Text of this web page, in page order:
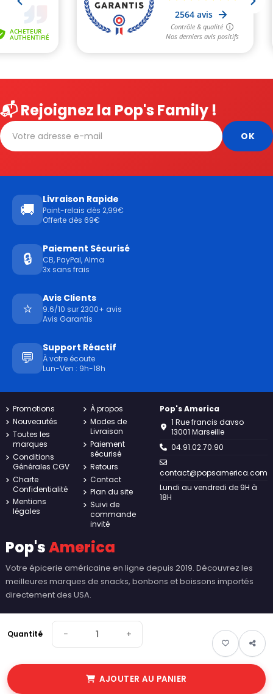
Quantité − +
AJOUTER AU PANIER
📬 Rejoignez la Pop's Family !
🚚
Livraison Rapide
Point-relais dès 2,99€
Offerte dès 69€
🔒
Paiement Sécurisé
CB, PayPal, Alma
3x sans frais
⭐
Avis Clients
9.6/10 sur 2300+ avis
Avis Garantis
💬
Support Réactif
À votre écoute
Lun-Ven : 9h-18h
Promotions
Nouveautés
Toutes les
marques
Conditions
Générales CGV
Charte
Confidentialité
Mentions
légales
À propos
Modes de
Livraison
Paiement
sécurisé
Retours
Contact
Plan du site
Suivi de
commande
invité
Pop's America
1 Rue francis davso
13001 Marseille
04.91.02.70.90
contact@popsamerica.com
Lundi au vendredi de 9H à
18H
Pop'sAmerica
Votre épicerie américaine en ligne depuis 2019. Découvrez les
meilleures marques de snacks, bonbons et boissons importés
directement des USA.